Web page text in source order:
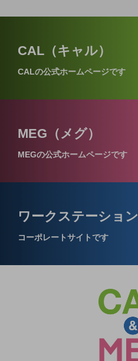
CAL（キャル）
CALの公式ホームページです
MEG（メグ）
MEGの公式ホームページです
ワークステーション
コーポレートサイトです